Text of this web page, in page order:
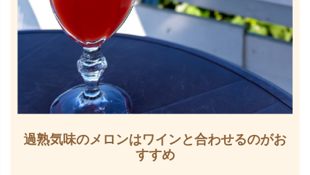
過熟気味のメロンはワインと合わせるのがお
すすめ